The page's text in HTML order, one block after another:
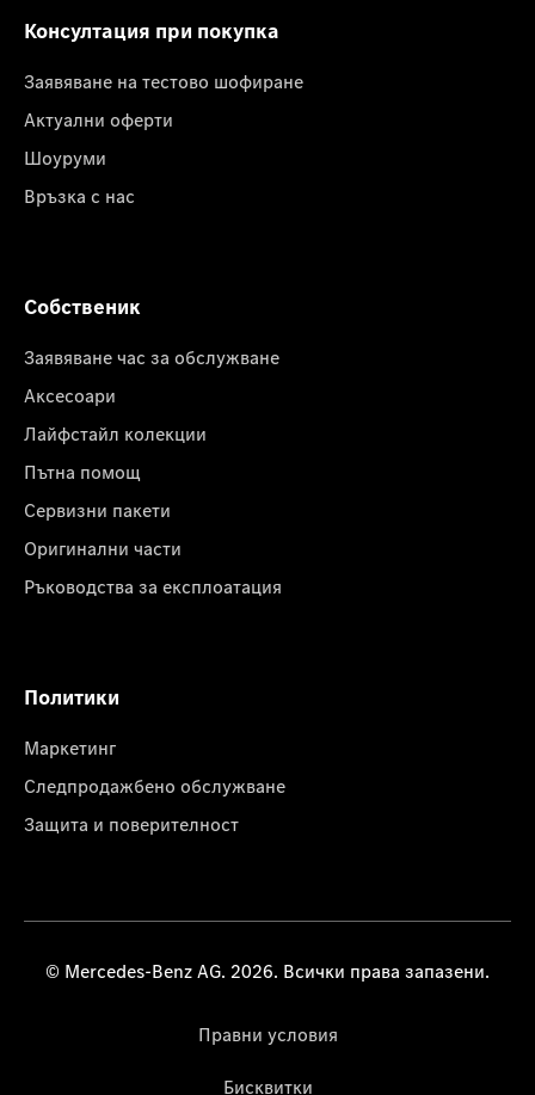
Консултация при покупка
Заявяване на тестово шофиране
Актуални оферти
Шоуруми
Връзка с нас
Собственик
Заявяване час за обслужване
Аксесоари
Лайфстайл колекции
Пътна помощ
Сервизни пакети
Оригинални части
Ръководства за експлоатация
Политики
Маркетинг
Следпродажбено обслужване
Защита и поверителност
© Mercedes-Benz AG. 2026. Всички права запазени.
Правни условия
Бисквитки